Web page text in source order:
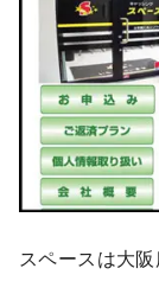
スペースは大